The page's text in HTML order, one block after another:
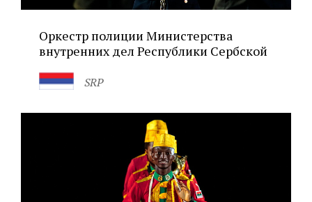
Оркестр полиции Министерства
внутренних дел Республики Сербской
SRP